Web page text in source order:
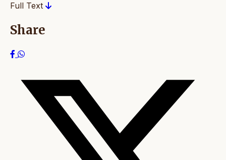
Full Text
Share